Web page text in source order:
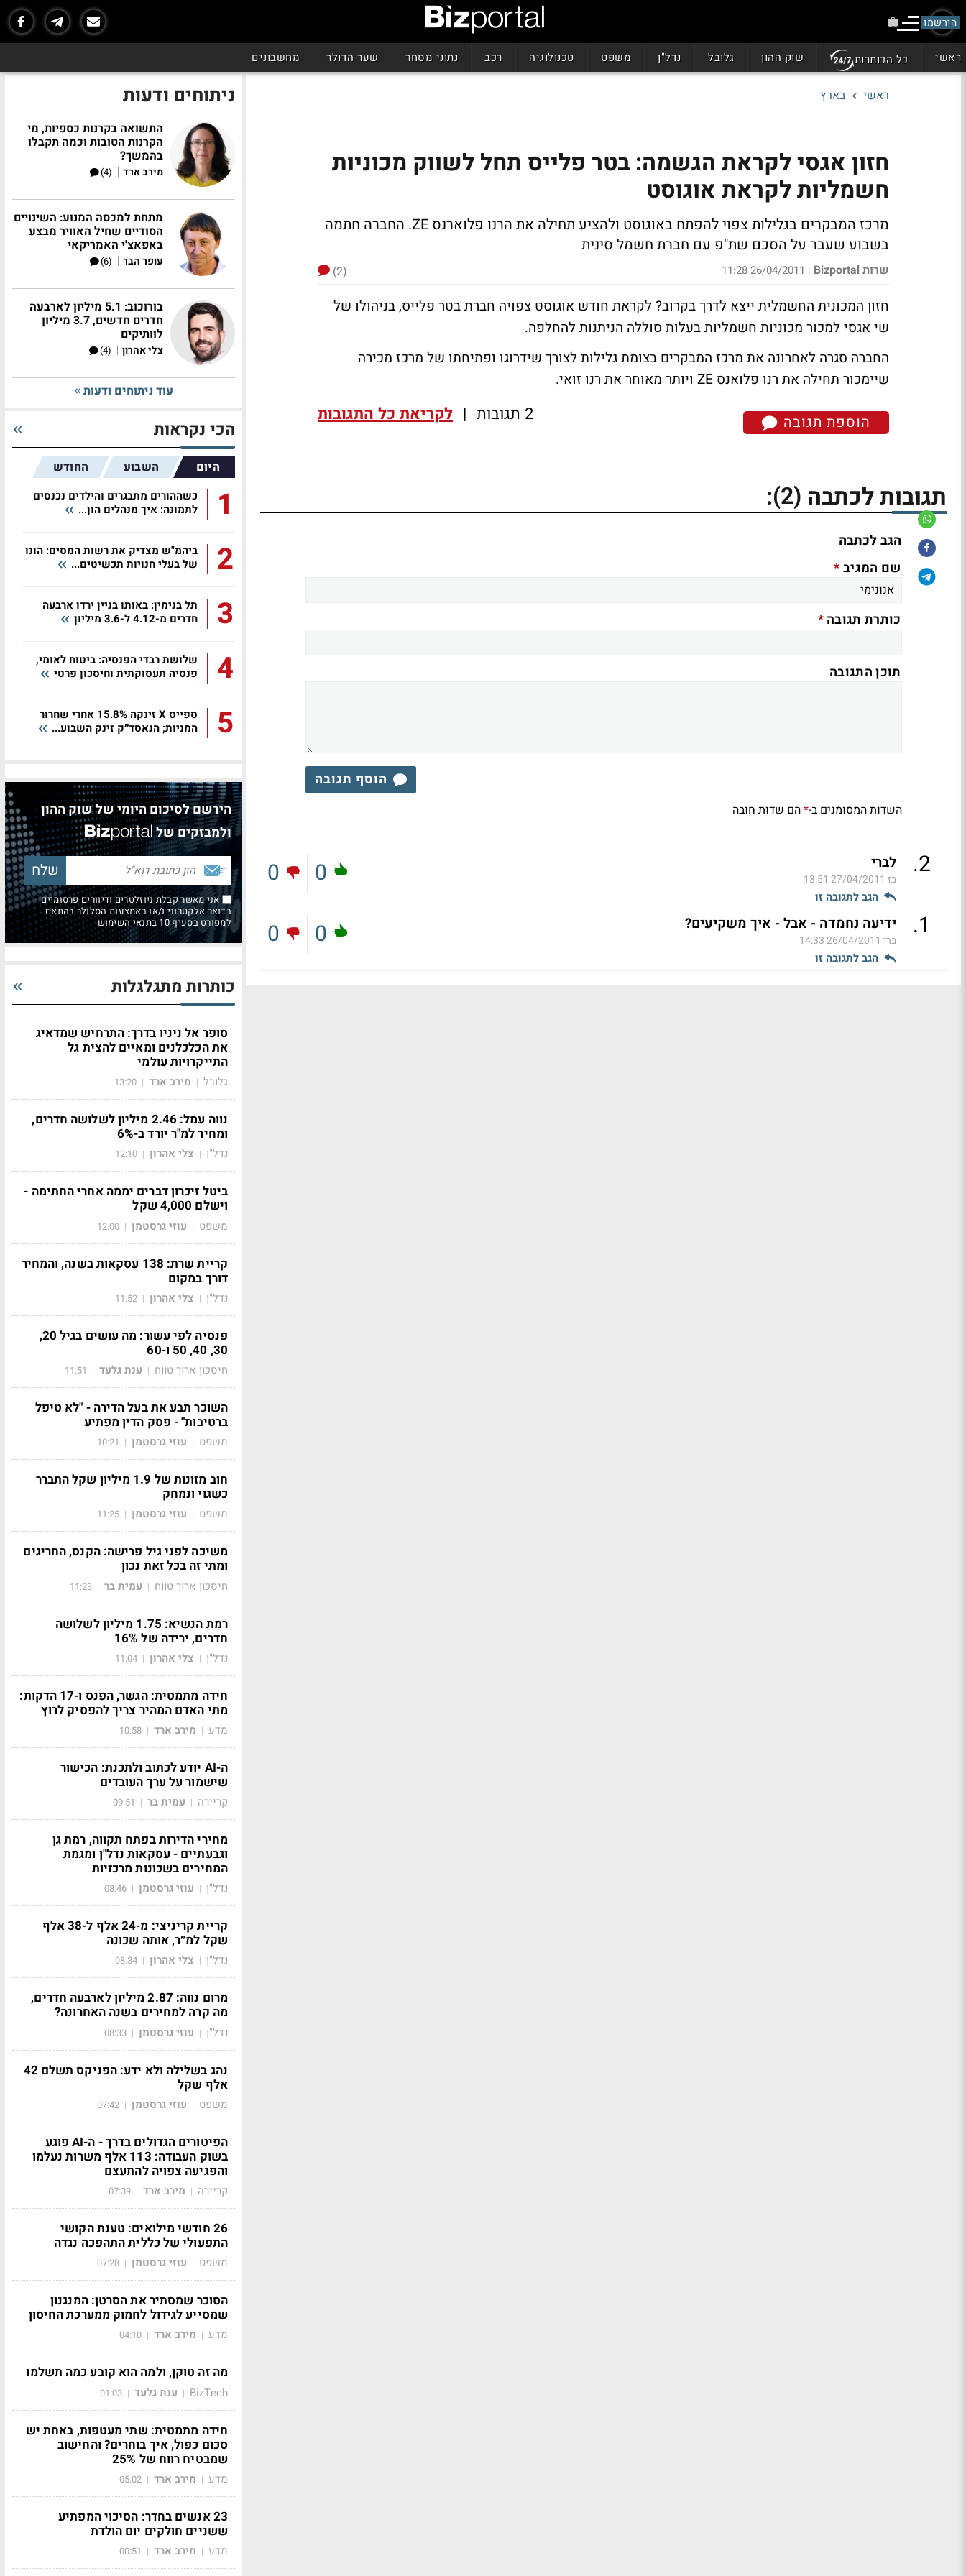
הירשמו
ראשי כל הכותרות שוק ההון גלובל נדל"ן משפט טכנולוגיה רכב נתוני מסחר שער הדולר מחשבונים
ראשי בארץ
חזון אגסי לקראת הגשמה: בטר פלייס תחל לשווק מכוניות
חשמליות לקראת אוגוסט
מרכז המבקרים בגלילות צפוי להפתח באוגוסט ולהציע תחילה את הרנו פלוארנס ZE. החברה חתמה
בשבוע שעבר על הסכם שת"פ עם חברת חשמל סינית
שרות Bizportal |
26/04/2011 11:28
(2)
חזון המכונית החשמלית ייצא לדרך בקרוב? לקראת חודש אוגוסט צפויה חברת בטר פלייס, בניהולו של
שי אגסי למכור מכוניות חשמליות בעלות סוללה הניתנות להחלפה.
החברה סגרה לאחרונה את מרכז המבקרים בצומת גלילות לצורך שידרוגו ופתיחתו של מרכז מכירה
שיימכור תחילה את רנו פלואנס ZE ויותר מאוחר את רנו זואי.
הוספת תגובה 2 תגובות | לקריאת כל התגובות
תגובות לכתבה (2)
:
הגב לכתבה
שם המגיב*
כותרת תגובה*
תוכן התגובה
הוסף תגובה
השדות המסומנים ב-*הם שדות חובה
2
. לברי
בז 27/04/2011 13:51
הגב לתגובה זו
0
0
1
. ידיעה נחמדה - אבל - איך משקיעים?
ברי 26/04/2011 14:33
הגב לתגובה זו
0
0
ניתוחים ודעות
התשואה בקרנות כספיות, מי
הקרנות הטובות וכמה תקבלו
בהמשך?
מירב ארד |
(4)
מתחת למכסה המנוע: השינויים
הסודיים שחיל האוויר מבצע
באפאצ'י האמריקאי
עופר הבר |
(6)
בורוכוב: 5.1 מיליון לארבעה
חדרים חדשים, 3.7 מיליון
לוותיקים
צלי אהרון |
(4)
עוד ניתוחים ודעות
הכי נקראות
היום השבוע החודש
1
כשההורים מתבגרים והילדים נכנסים
לתמונה: איך מנהלים הון...
2
ביהמ"ש מצדיק את רשות המסים: הונו
של בעלי חנויות תכשיטים...
3
תל בנימין: באותו בניין ירדו ארבעה
חדרים מ-4.12 ל-3.6 מיליון
4
שלושת רבדי הפנסיה: ביטוח לאומי,
פנסיה תעסוקתית וחיסכון פרטי
5
ספייס X זינקה 15.8% אחרי שחרור
המניות; הנאסד״ק זינק השבוע...
הירשם לסיכום היומי של שוק ההון
ולמבזקים של
אני מאשר קבלת ניוזלטרים ודיוורים פרסומיים
בדואר אלקטרוני ו/או באמצעות הסלולר בהתאם
למפורט בסעיף 10 בתנאי השימוש
כותרות מתגלגלות
סופר אל ניניו בדרך: התרחיש שמדאיג
את הכלכלנים ומאיים להצית גל
התייקרויות עולמי
גלובל | מירב ארד |
13:20
נווה עמל: 2.46 מיליון לשלושה חדרים,
ומחיר למ"ר יורד ב-6%
נדל"ן | צלי אהרון |
12:10
ביטל זיכרון דברים יממה אחרי החתימה -
וישלם 4,000 שקל
משפט | עוזי גרסטמן |
12:00
קריית שרת: 138 עסקאות בשנה, והמחיר
דורך במקום
נדל"ן | צלי אהרון |
11:52
פנסיה לפי עשור: מה עושים בגיל 20,
30, 40, 50 ו-60
חיסכון ארוך טווח | ענת גלעד |
11:51
השוכר תבע את בעל הדירה - "לא טיפל
ברטיבות" - פסק הדין מפתיע
משפט | עוזי גרסטמן |
10:21
חוב מזונות של 1.9 מיליון שקל התברר
כשגוי ונמחק
משפט | עוזי גרסטמן |
11:25
משיכה לפני גיל פרישה: הקנס, החריגים
ומתי זה בכל זאת נכון
חיסכון ארוך טווח | עמית בר |
11:23
רמת הנשיא: 1.75 מיליון לשלושה
חדרים, ירידה של 16%
נדל"ן | צלי אהרון |
11:04
חידה מתמטית: הגשר, הפנס ו-17 הדקות:
מתי האדם המהיר צריך להפסיק לרוץ
מדע | מירב ארד |
10:58
ה-AI יודע לכתוב ולתכנת: הכישור
שישמור על ערך העובדים
קריירה | עמית בר |
09:51
מחירי הדירות בפתח תקווה, רמת גן
וגבעתיים - עסקאות נדל"ן ומגמת
המחירים בשכונות מרכזיות
נדל"ן | עוזי גרסטמן |
08:46
קריית קריניצי: מ-24 אלף ל-38 אלף
שקל למ״ר, אותה שכונה
נדל"ן | צלי אהרון |
08:34
מרום נווה: 2.87 מיליון לארבעה חדרים,
מה קרה למחירים בשנה האחרונה?
נדל"ן | עוזי גרסטמן |
08:33
נהג בשלילה ולא ידע: הפניקס תשלם 42
אלף שקל
משפט | עוזי גרסטמן |
07:42
הפיטורים הגדולים בדרך - ה-AI פוגע
בשוק העבודה: 113 אלף משרות נעלמו
והפגיעה צפויה להתעצם
קריירה | מירב ארד |
07:39
26 חודשי מילואים: טענת הקושי
התפעולי של כללית התהפכה נגדה
משפט | עוזי גרסטמן |
07:28
הסוכר שמסתיר את הסרטן: המנגנון
שמסייע לגידול לחמוק ממערכת החיסון
מדע | מירב ארד |
04:10
מה זה טוקן, ולמה הוא קובע כמה תשלמו
BizTech
| ענת גלעד |
01:03
חידה מתמטית: שתי מעטפות, באחת יש
סכום כפול, איך בוחרים? והחישוב
שמבטיח רווח של 25%
מדע | מירב ארד |
05:02
23 אנשים בחדר: הסיכוי המפתיע
ששניים חולקים יום הולדת
מדע | מירב ארד |
00:51